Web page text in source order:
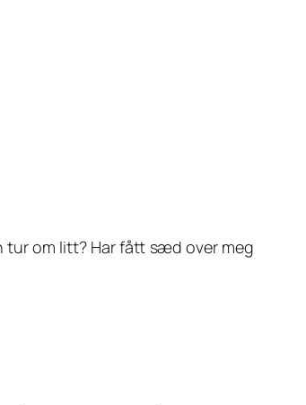
tur om litt? Har fått sæd over meg